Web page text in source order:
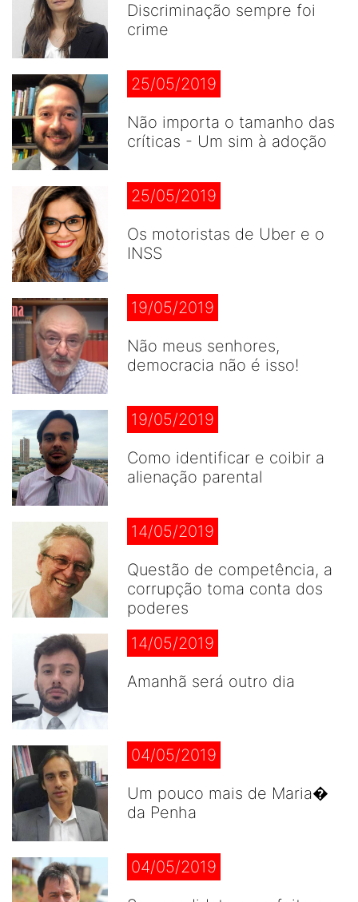
Discriminação sempre foi
crime
25/05/2019
Não importa o tamanho das
críticas - Um sim à adoção
25/05/2019
Os motoristas de Uber e o
INSS
19/05/2019
Não meus senhores,
democracia não é isso!
19/05/2019
Como identificar e coibir a
alienação parental
14/05/2019
Questão de competência, a
corrupção toma conta dos
poderes
14/05/2019
Amanhã será outro dia
04/05/2019
Um pouco mais de Maria�
da Penha
04/05/2019